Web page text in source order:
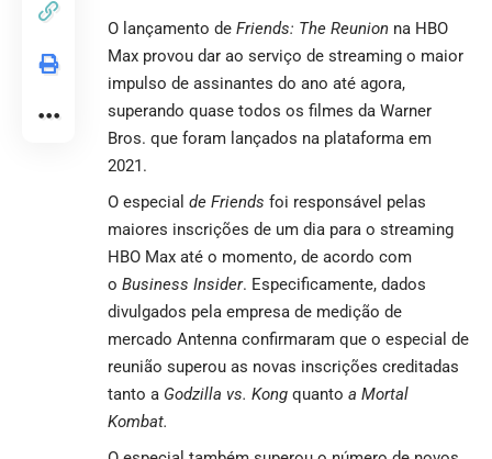
O lançamento de Friends: The Reunion na HBO
Max provou dar ao serviço de streaming o maior
impulso de assinantes do ano até agora,
superando quase todos os filmes da Warner
Bros. que foram lançados na plataforma em
2021.
O especial de Friends foi responsável pelas
maiores inscrições de um dia para o streaming
HBO Max até o momento, de acordo com
o Business Insider. Especificamente, dados
divulgados pela empresa de medição de
mercado Antenna confirmaram que o especial de
reunião superou as novas inscrições creditadas
tanto a Godzilla vs. Kong quanto a Mortal
Kombat.